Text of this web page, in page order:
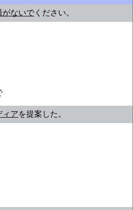
がないで ください。
ィアを提案した。